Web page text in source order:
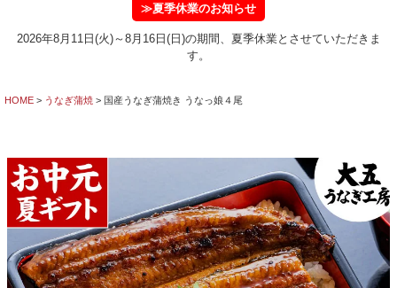
≫夏季休業のお知らせ
2026年8月11日(火)～8月16日(日)の期間、夏季休業とさせていただきま
す。
HOME うなぎ蒲焼 国産うなぎ蒲焼き うなっ娘４尾